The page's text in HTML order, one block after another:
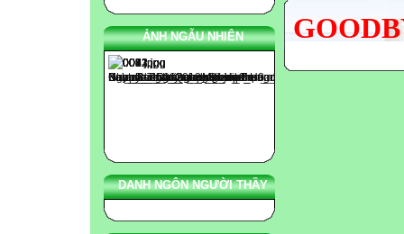
ẢNH NGẪU NHIÊN
DANH NGÔN NGƯỜI THẦY